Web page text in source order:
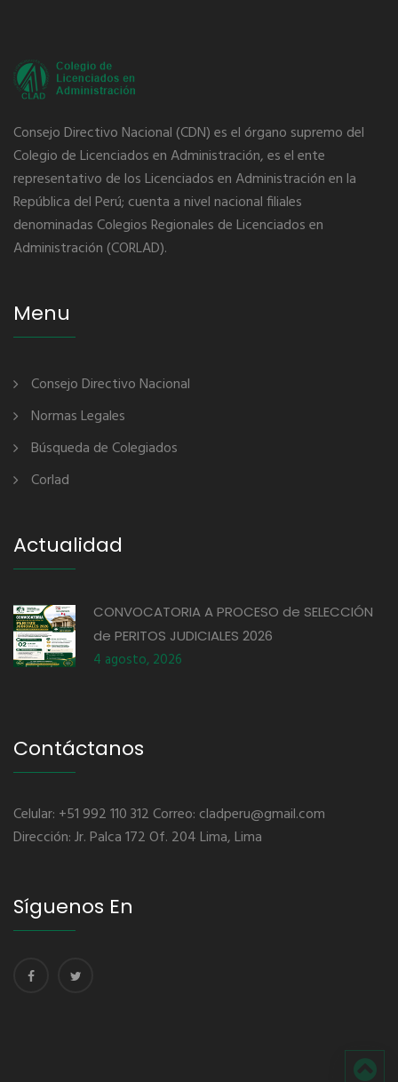
Consejo Directivo Nacional (CDN) es el órgano supremo del
Colegio de Licenciados en Administración, es el ente
representativo de los Licenciados en Administración en la
República del Perú; cuenta a nivel nacional filiales
denominadas Colegios Regionales de Licenciados en
Administración (CORLAD).
Menu
Consejo Directivo Nacional
Normas Legales
Búsqueda de Colegiados
Corlad
Actualidad
CONVOCATORIA A PROCESO de SELECCIÓN
de PERITOS JUDICIALES 2026
4 agosto, 2026
Contáctanos
Celular: +51 992 110 312 Correo: cladperu@gmail.com
Dirección: Jr. Palca 172 Of. 204 Lima, Lima
Síguenos En